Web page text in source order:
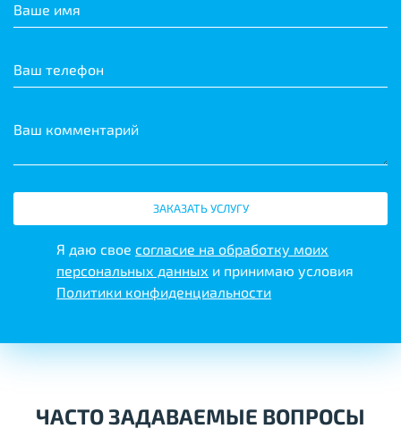
Ваше имя
Ваш телефон
Ваш комментарий
ЗАКАЗАТЬ УСЛУГУ
Я даю свое согласие на обработку моих
персональных данных и принимаю условия
Политики конфиденциальности
ЧАСТО ЗАДАВАЕМЫЕ ВОПРОСЫ